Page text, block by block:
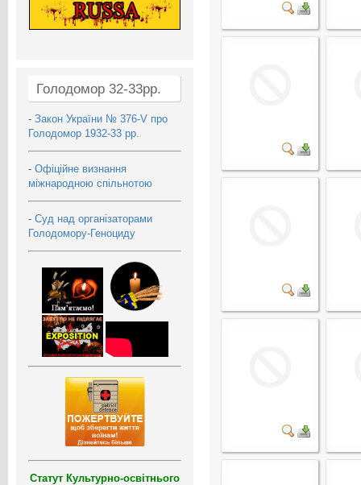
Голодомор 32-33рр.
- Закон України № 376-V про
Голодомор 1932-33 рр.
- Офіційне визнання
міжнародною спільнотою
- Суд над організаторами
Голодомору-Геноциду
Статут Культурно-освітнього